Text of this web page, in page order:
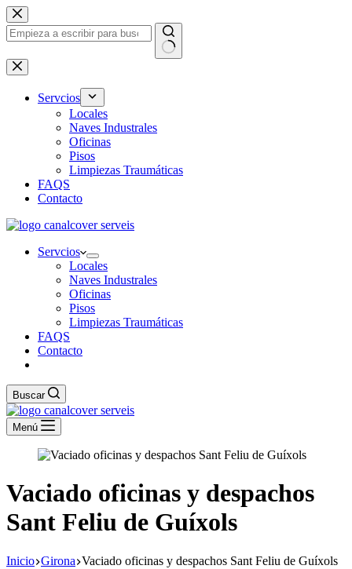
Saltar
al
contenido
Sin
resultados
Servcios
Locales
Naves Industrales
Oficinas
Pisos
Limpiezas Traumáticas
FAQS
Contacto
Servcios
Locales
Naves Industrales
Oficinas
Pisos
Limpiezas Traumáticas
FAQS
Contacto
Buscar
Menú
Vaciado oficinas y despachos
Sant Feliu de Guíxols
Inicio Girona Vaciado oficinas y despachos Sant Feliu de Guíxols